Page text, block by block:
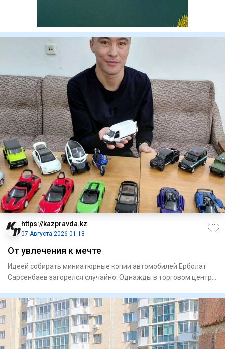
https://kazpravda.kz
07 Августа 2026 01:18
От увлечения к мечте
Идеей собирать миниа­тюрные копии автомобилей Ерболат
Сарсенбаев загорелся случайно. Однажды в торговом центре